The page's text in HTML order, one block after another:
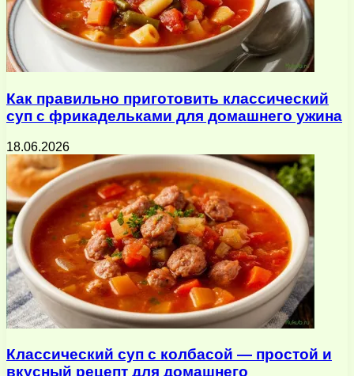
Как правильно приготовить классический
суп с фрикадельками для домашнего ужина
18.06.2026
Классический суп с колбасой — простой и
вкусный рецепт для домашнего